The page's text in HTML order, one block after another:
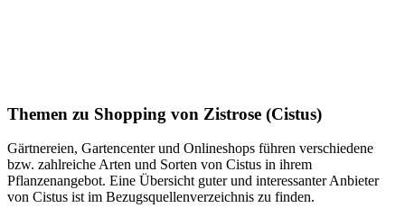
Themen zu Shopping von Zistrose (Cistus)
Gärtnereien, Gartencenter und Onlineshops führen verschiedene
bzw. zahlreiche Arten und Sorten von Cistus in ihrem
Pflanzenangebot. Eine Übersicht guter und interessanter Anbieter
von Cistus ist im Bezugsquellenverzeichnis zu finden.